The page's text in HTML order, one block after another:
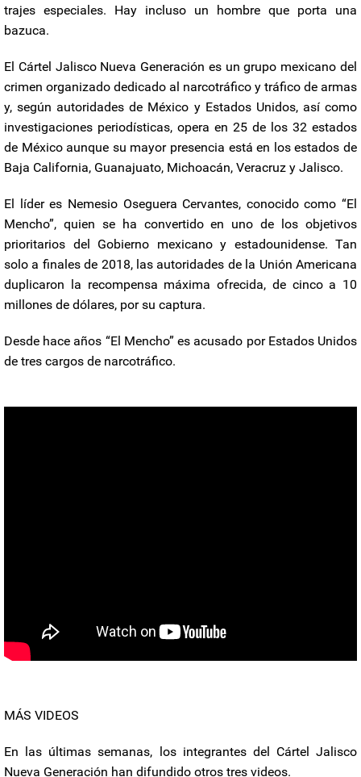
trajes especiales. Hay incluso un hombre que porta una
bazuca.
El Cártel Jalisco Nueva Generación es un grupo mexicano del
crimen organizado dedicado al narcotráfico y tráfico de armas
y, según autoridades de México y Estados Unidos, así como
investigaciones periodísticas, opera en 25 de los 32 estados
de México aunque su mayor presencia está en los estados de
Baja California, Guanajuato, Michoacán, Veracruz y Jalisco.
El líder es Nemesio Oseguera Cervantes, conocido como “El
Mencho”, quien se ha convertido en uno de los objetivos
prioritarios del Gobierno mexicano y estadounidense. Tan
solo a finales de 2018, las autoridades de la Unión Americana
duplicaron la recompensa máxima ofrecida, de cinco a 10
millones de dólares, por su captura.
Desde hace años “El Mencho” es acusado por Estados Unidos
de tres cargos de narcotráfico.
MÁS VIDEOS
En las últimas semanas, los integrantes del Cártel Jalisco
Nueva Generación han difundido otros tres videos.